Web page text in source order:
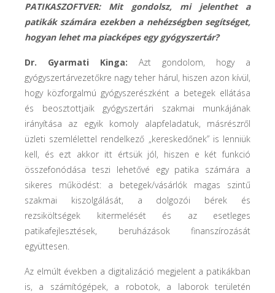
PATIKASZOFTVER: Mit gondolsz, mi jelenthet a
patikák számára ezekben a nehézségben segítséget,
hogyan lehet ma piacképes egy gyógyszertár?
Dr. Gyarmati Kinga: Azt gondolom, hogy a
gyógyszertárvezetőkre nagy teher hárul, hiszen azon kívül,
hogy közforgalmú gyógyszerészként a betegek ellátása
és beosztottjaik gyógyszertári szakmai munkájának
irányítása az egyik komoly alapfeladatuk, másrészről
üzleti szemlélettel rendelkező „kereskedőnek” is lenniük
kell, és ezt akkor itt értsük jól, hiszen e két funkció
összefonódása teszi lehetővé egy patika számára a
sikeres működést: a betegek/vásárlók magas szintű
szakmai kiszolgálását, a dolgozói bérek és
rezsiköltségek kitermelését és az esetleges
patikafejlesztések, beruházások finanszírozását
együttesen.
Az elmúlt években a digitalizáció megjelent a patikákban
is, a számítógépek, a robotok, a laborok területén